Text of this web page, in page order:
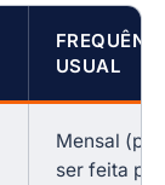
USUAL
Mensal
ser feita